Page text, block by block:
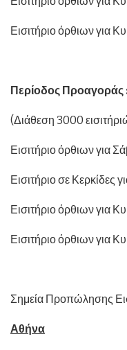
Εισιτήριο όρθιων για
Περίοδος Προαγοράς
(Διάθεση 3000
Εισιτήριο όρθιων για
Εισιτήριο σε Κερκίδες
Εισιτήριο όρθιων για
Εισιτήριο όρθιων για
Σημεία Προπώλησης
Αθήνα